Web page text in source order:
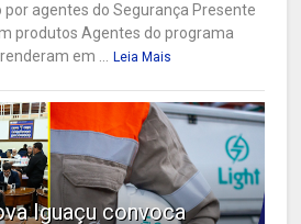
agentes do Segurança Presente
produtos Agentes do programa
em ... Leia Mais
Iguaçu convoca